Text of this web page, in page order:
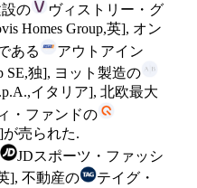
設の
ヴィストリー・グ
Homes Group,英], オン
ある
アウトアイン
SE,独], ヨット製造の
イタリア], 北欧最大
・ファンドの
売られた.
JDスポーツ・ファッシ
], 不動産の
テイグ・